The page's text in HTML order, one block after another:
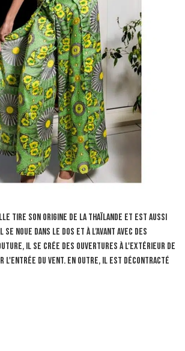
tire son origine de la Thaïlande et est aussi
noue dans le dos et à l’avant avec des
il se crée des ouvertures à l'extérieur de
l'entrée du vent. En outre, il est décontracté